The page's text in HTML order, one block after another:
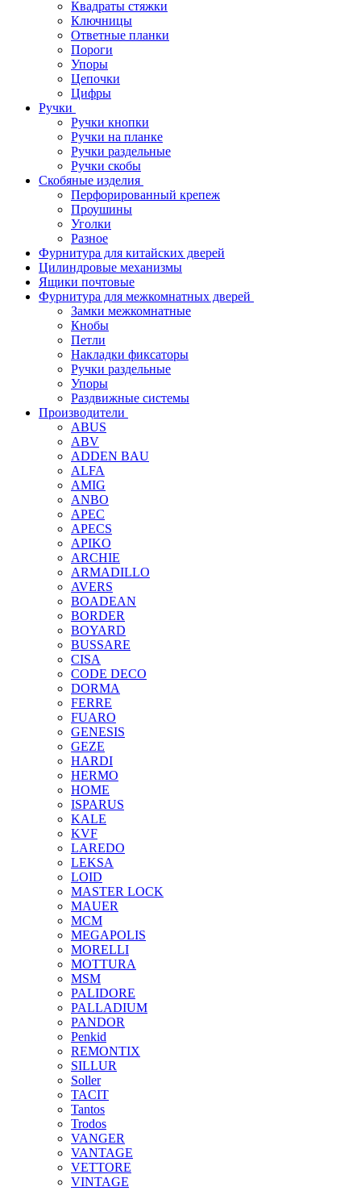
Квадраты стяжки
Ключницы
Ответные планки
Пороги
Упоры
Цепочки
Цифры
Ручки
Ручки кнопки
Ручки на планке
Ручки раздельные
Ручки скобы
Скобяные изделия
Перфорированный крепеж
Проушины
Уголки
Разное
Фурнитура для китайских дверей
Цилиндровые механизмы
Ящики почтовые
Фурнитура для межкомнатных дверей
Замки межкомнатные
Кнобы
Петли
Накладки фиксаторы
Ручки раздельные
Упоры
Раздвижные системы
Производители
ABUS
ABV
ADDEN BAU
ALFA
AMIG
ANBO
APEC
APECS
APIKO
ARCHIE
ARMADILLO
AVERS
BOADEAN
BORDER
BOYARD
BUSSARE
CISA
CODE DECO
DORMA
FERRE
FUARO
GENESIS
GEZE
HARDI
HERMO
HOMЕ
ISPARUS
KALE
KVF
LAREDO
LEKSA
LOID
MASTER LOCK
MAUER
MCM
MEGAPOLIS
MORELLI
MOTTURA
MSM
PALIDORE
PALLADIUM
PANDOR
Penkid
REMONTIX
SILLUR
Soller
TACIT
Tantos
Trodos
VANGER
VANTAGE
VETTORE
VINTAGE